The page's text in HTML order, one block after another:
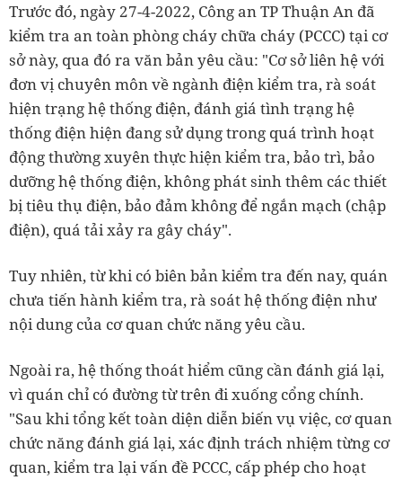
Trước đó, ngày 27-4-2022, Công an TP Thuận An đã
kiểm tra an toàn phòng cháy chữa cháy (PCCC) tại cơ
sở này, qua đó ra văn bản yêu cầu: "Cơ sở liên hệ với
đơn vị chuyên môn về ngành điện kiểm tra, rà soát
hiện trạng hệ thống điện, đánh giá tình trạng hệ
thống điện hiện đang sử dụng trong quá trình hoạt
động thường xuyên thực hiện kiểm tra, bảo trì, bảo
dưỡng hệ thống điện, không phát sinh thêm các thiết
bị tiêu thụ điện, bảo đảm không để ngắn mạch (chập
điện), quá tải xảy ra gây cháy".
Tuy nhiên, từ khi có biên bản kiểm tra đến nay, quán
chưa tiến hành kiểm tra, rà soát hệ thống điện như
nội dung của cơ quan chức năng yêu cầu.
Ngoài ra, hệ thống thoát hiểm cũng cần đánh giá lại,
vì quán chỉ có đường từ trên đi xuống cổng chính.
"Sau khi tổng kết toàn diện diễn biến vụ việc, cơ quan
chức năng đánh giá lại, xác định trách nhiệm từng cơ
quan, kiểm tra lại vấn đề PCCC, cấp phép cho hoạt